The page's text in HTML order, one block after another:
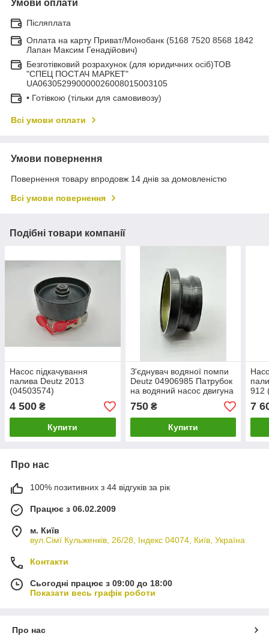
Умови оплати
Післяплата
Оплата на карту Приват/Монобанк (5168 7520 8568 1842
Лапан Максим Генадійович)
Безготівковий розрахунок (для юридичних осіб)ТОВ
"СПЕЦ ПОСТАЧ МАРКЕТ"
UA063052990000026008015003105
• Готівкою (тільки для самовивозу)
Всі умови оплати
Умови повернення
Повернення товару впродовж 14 днів за домовленістю
Всі умови повернення
Подібні товари компанії
Насос підкачування
палива Deutz 2013
(04503574)
4 500 ₴
Купити
З'єднувач водяної помпи
Deutz 04906985 Патрубок
на водяний насос двигуна
TCD2013 Deutz 2013
750₴
Купити
912
7
Про нас
100% позитивних з 44 відгуків за рік
Працює з 06.02.2009
м. Київ
вул.Сімї Кульженків, 26/28, Індекс 04074, Київ, Україна
Контакти
Сьогодні працює з 09:00 до 18:00
Показати весь графік роботи
Про нас